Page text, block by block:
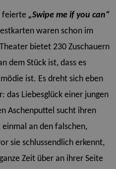
feierte „Swipe me if you can“
waren schon im
bietet 230 Zuschauern
dem Stück ist, dass es
ist. Es dreht sich eben
das Liebesglück einer jungen
Aschenputtel sucht ihren
an den falschen,
sie schlussendlich erkennt,
Zeit über an ihrer Seite